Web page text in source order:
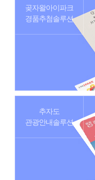
곶자왈아이파크
경품추첨솔루션
추자도
관광안내솔루션